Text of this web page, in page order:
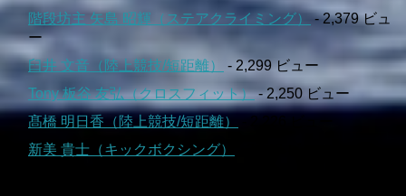
階段坊主 矢島 昭輝（ステアクライミング） - 2,379 ビュ
ー
臼井 文音（陸上競技/短距離）
- 2,299 ビュー
Tony 板谷 友弘（クロスフィット）- 2,250 ビュー
髙橋 明日香（陸上競技/短距離）
新美 貴士（キックボクシング）